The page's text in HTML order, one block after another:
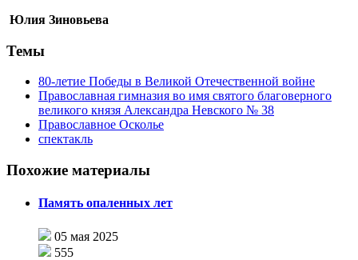
Юлия Зиновьева
Темы
80-летие Победы в Великой Отечественной войне
Православная гимназия во имя святого благоверного
великого князя Александра Невского № 38
Православное Осколье
спектакль
Похожие материалы
Память опаленных лет
05 мая 2025
555